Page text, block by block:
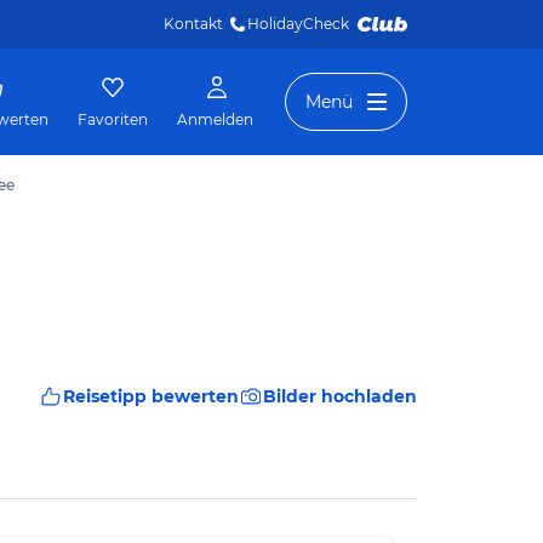
Kontakt HolidayCheck
Favoriten Anmelden
Menü
Reisetipp bewerten Bilder hochladen